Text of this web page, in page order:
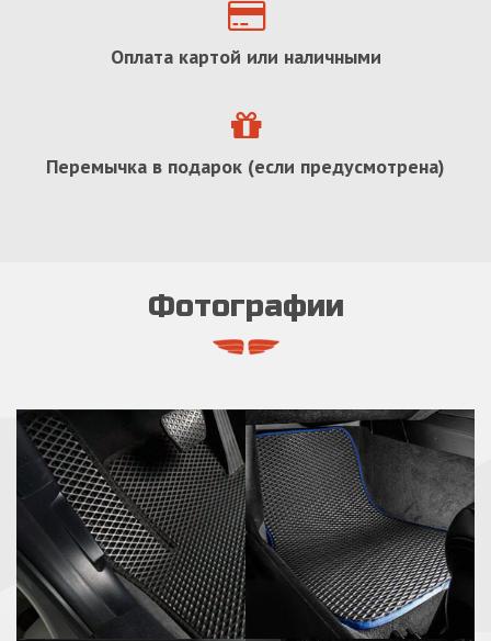
Оплата картой или наличными
Перемычка в подарок (если предусмотрена)
Фотографии